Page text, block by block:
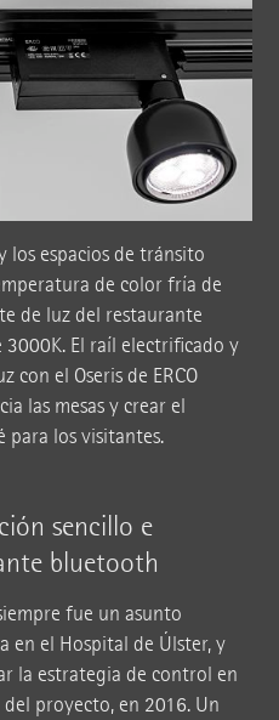
los espacios de tránsito
de color fría de
de luz del restaurante
El raíl electrificado y
con el Oseris de ERCO
las mesas y crear el
para los visitantes.
sencillo e
bluetooth
fue un asunto
en el Hospital de Úlster, y
la estrategia de control en
proyecto, en 2016. Un